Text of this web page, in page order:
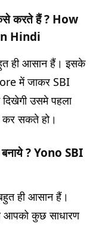
करते हैं ? How
Hindi
ही आसान हैं। इसके
में जाकर SBI
उसमे पहला
कर सकते हो।
? Yono SBI
ही आसान हैं।
आपको कुछ साधारण